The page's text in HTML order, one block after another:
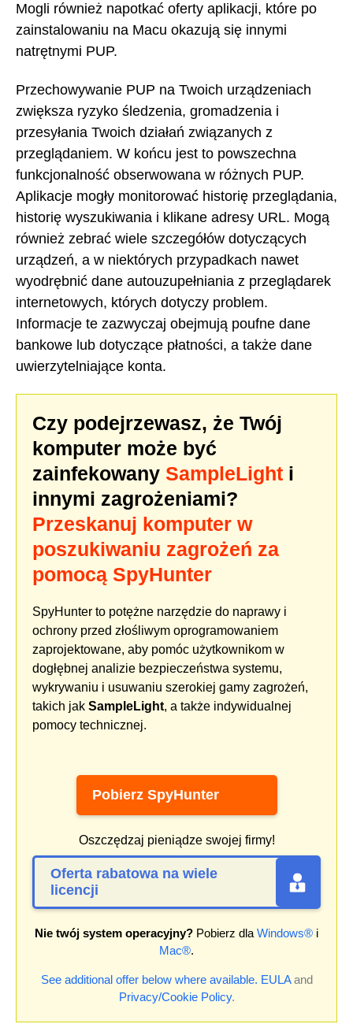
Mogli również napotkać oferty aplikacji, które po
zainstalowaniu na Macu okazują się innymi
natrętnymi PUP.
Przechowywanie PUP na Twoich urządzeniach
zwiększa ryzyko śledzenia, gromadzenia i
przesyłania Twoich działań związanych z
przeglądaniem. W końcu jest to powszechna
funkcjonalność obserwowana w różnych PUP.
Aplikacje mogły monitorować historię przeglądania,
historię wyszukiwania i klikane adresy URL. Mogą
również zebrać wiele szczegółów dotyczących
urządzeń, a w niektórych przypadkach nawet
wyodrębnić dane autouzupełniania z przeglądarek
internetowych, których dotyczy problem.
Informacje te zazwyczaj obejmują poufne dane
bankowe lub dotyczące płatności, a także dane
uwierzytelniające konta.
Czy podejrzewasz, że Twój
komputer może być
zainfekowany SampleLight i
innymi zagrożeniami?
Przeskanuj komputer w
poszukiwaniu zagrożeń za
pomocą SpyHunter
SpyHunter to potężne narzędzie do naprawy i
ochrony przed złośliwym oprogramowaniem
zaprojektowane, aby pomóc użytkownikom w
dogłębnej analizie bezpieczeństwa systemu,
wykrywaniu i usuwaniu szerokiej gamy zagrożeń,
takich jak SampleLight, a także indywidualnej
pomocy technicznej.
Pobierz SpyHunter
Oszczędzaj pieniądze swojej firmy!
Oferta rabatowa na wiele
licencji
Nie twój system operacyjny? Pobierz dla Windows® i
Mac®.
See additional offer below where available. EULAand
Privacy/Cookie Policy.